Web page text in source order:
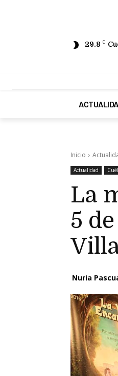
29.8 C
Inicio
Actualidad
La
5
Nuria